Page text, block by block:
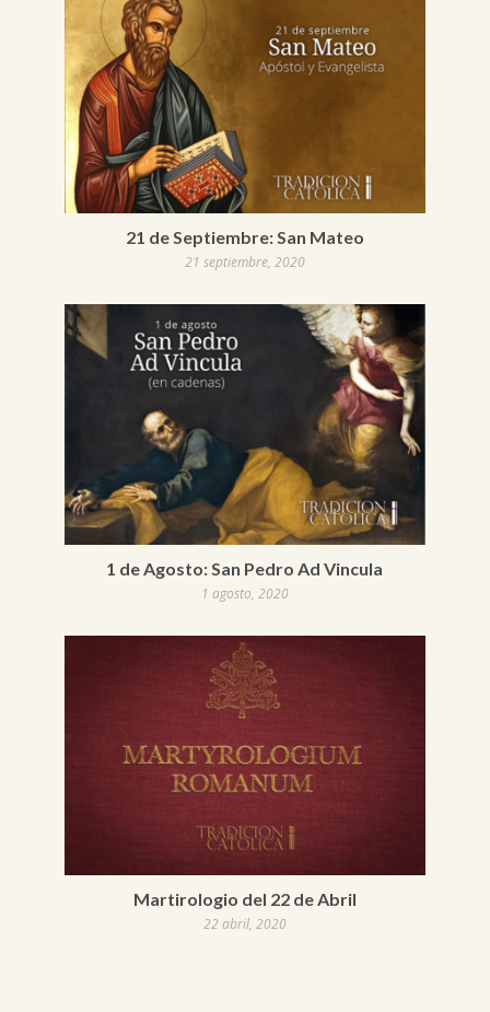
21 de Septiembre: San Mateo
21 septiembre, 2020
1 de Agosto: San Pedro Ad Vincula
1 agosto, 2020
Martirologio del 22 de Abril
22 abril, 2020